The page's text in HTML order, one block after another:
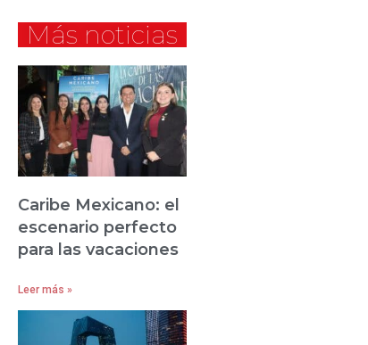
Más noticias
Caribe Mexicano: el
escenario perfecto
para las vacaciones
Leer más »